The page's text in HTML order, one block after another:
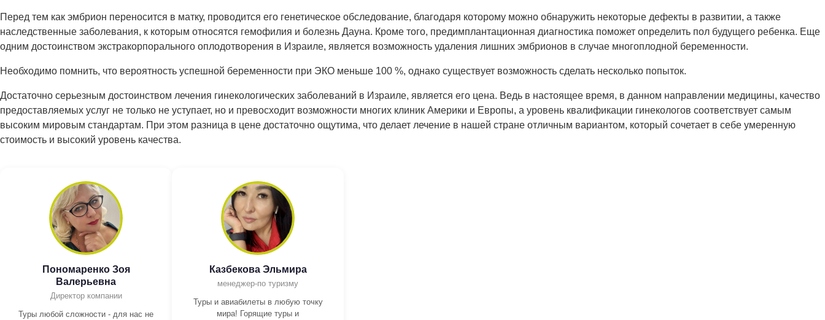
Перед тем как эмбрион переносится в матку, проводится его генетическое обследование, благодаря которому можно обнаружить некоторые дефекты в развитии, а также
наследственные заболевания, к которым относятся гемофилия и болезнь Дауна. Кроме того, предимплантационная диагностика поможет определить пол будущего ребенка. Еще
одним достоинством экстракорпорального оплодотворения в Израиле, является возможность удаления лишних эмбрионов в случае многоплодной беременности.
Необходимо помнить, что вероятность успешной беременности при ЭКО меньше 100 %, однако существует возможность сделать несколько попыток.
Достаточно серьезным достоинством лечения гинекологических заболеваний в Израиле, является его цена. Ведь в настоящее время, в данном направлении медицины, качество
предоставляемых услуг не только не уступает, но и превосходит возможности многих клиник Америки и Европы, а уровень квалификации гинекологов соответствует самым
высоким мировым стандартам. При этом разница в цене достаточно ощутима, что делает лечение в нашей стране отличным вариантом, который сочетает в себе умеренную
стоимость и высокий уровень качества.
Пономаренко Зоя
Валерьевна
Директор компании
Туры любой сложности - для нас не
Казбекова Эльмира
менеджер-по туризму
Туры и авиабилеты в любую точку
мира! Горящие туры и